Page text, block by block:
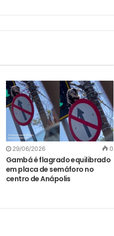
29/06/2026 0
Gambá é flagrado equilibrado
em placa de semáforo no
centro de Anápolis